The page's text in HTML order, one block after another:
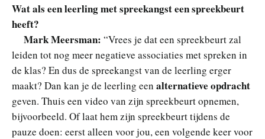
Wat als een leerling met spreekangst een spreekbeurt
heeft?
Mark Meersman: “Vrees je dat een spreekbeurt zal
leiden tot nog meer negatieve associaties met spreken in
de klas? En dus de spreekangst van de leerling erger
maakt? Dan kan je de leerling een alternatieve opdracht
geven. Thuis een video van zijn spreekbeurt opnemen,
bijvoorbeeld. Of laat hem zijn spreekbeurt tijdens de
pauze doen: eerst alleen voor jou, een volgende keer voor